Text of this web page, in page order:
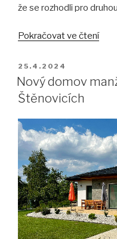
že se rozhodli pro
Pokračovat ve čtení
PUBLIKOVÁNO
25.4.2024
Nový domov
Štěnovicích